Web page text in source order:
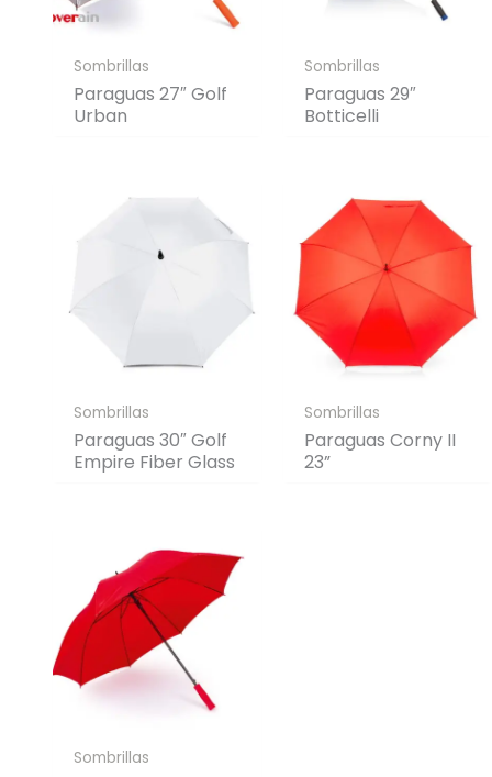
Sombrillas
Paraguas 27″ Golf
Urban
Sombrillas
Paraguas 29″
Botticelli
Sombrillas
Paraguas 30″ Golf
Empire Fiber Glass
Sombrillas
Paraguas Corny II
23”
Sombrillas